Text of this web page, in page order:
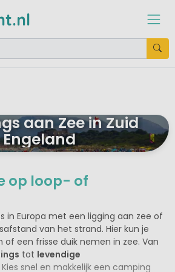
aan Zee in Zuid
Engeland
op loop- of
in Europa met een ligging aan zee of
van het strand. Hier kun je
of een frisse duik nemen in zee. Van
tot levendige
Kies snel en makkelijk een camping